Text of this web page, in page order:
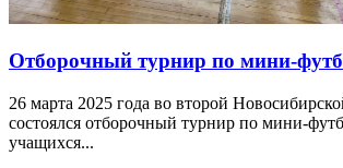
Отборочный турнир по мини-
26 марта 2025 года во второй
состоялся отборочный турнир по мини-
учащихся...